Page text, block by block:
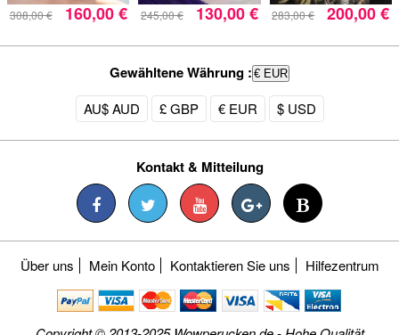
308,00 € 160,00 € 245,00 € 130,00 € 283,00 € 200,00 €
Gewähltene Währung : € EUR
AU$ AUD £ GBP € EUR $ USD
Kontakt & Mitteilung
Über uns Mein Konto Kontaktieren Sie uns Hilfezentrum